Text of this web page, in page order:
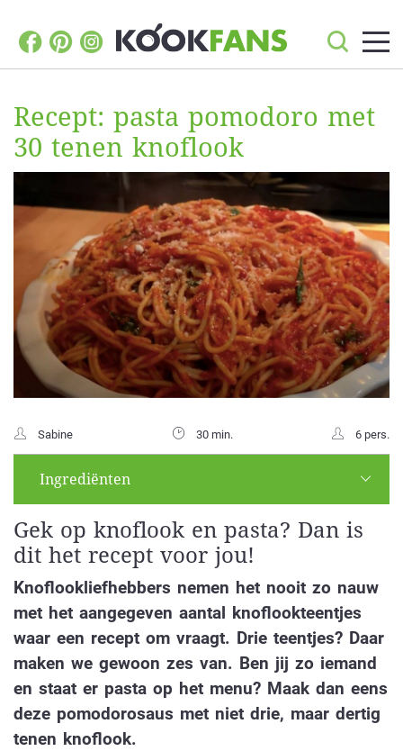
Recept: pasta pomodoro met
30 tenen knoflook
Sabine 30 min. 6 pers.
Ingrediënten
Gek op knoflook en pasta? Dan is
dit het recept voor jou!
Knoflookliefhebbers nemen het nooit zo nauw
met het aangegeven aantal knoflookteentjes
waar een recept om vraagt. Drie teentjes? Daar
maken we gewoon zes van. Ben jij zo iemand
en staat er pasta op het menu? Maak dan eens
deze pomodorosaus met niet drie, maar dertig
tenen knoflook.